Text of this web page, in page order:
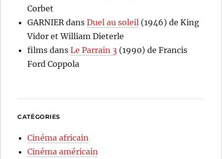
Corbet
GARNIER dansDuel au soleil (1946) de King
Vidor et William Dieterle
films dansLe Parrain 3 (1990) de Francis
Ford Coppola
CATÉGORIES
Cinéma africain
Cinéma américain